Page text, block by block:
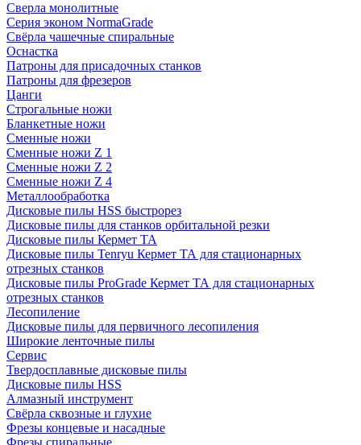
Сверла монолитные
Серия эконом NormaGrade
Свёрла чашечные спиральные
Оснастка
Патроны для присадочных станков
Патроны для фрезеров
Цанги
Строгальные ножи
Бланкетные ножи
Сменные ножи
Сменные ножи Z 1
Сменные ножи Z 2
Сменные ножи Z 4
Металлообработка
Дисковые пилы HSS быстрорез
Дисковые пилы для станков орбитальной резки
Дисковые пилы Кермет ТА
Дисковые пилы Tenryu Кермет ТА для стационарных
отрезных станков
Дисковые пилы ProGrade Кермет ТА для стационарных
отрезных станков
Лесопиление
Дисковые пилы для первичного лесопиления
Широкие ленточные пилы
Сервис
Твердосплавные дисковые пилы
Дисковые пилы HSS
Алмазный инструмент
Свёрла сквозные и глухие
Фрезы концевые и насадные
Фрезы спиральные